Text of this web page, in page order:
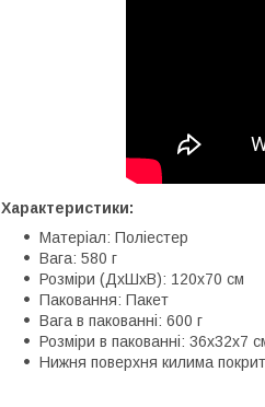
Характеристики:
Матеріал: Поліестер
Вага: 580 г
Розміри (ДхШхВ): 120x70 см
Паковання: Пакет
Вага в пакованні: 600 г
Розміри в пакованні: 36х32х7
Нижня поверхня килима